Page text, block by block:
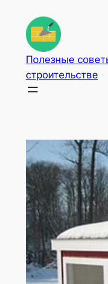
содержимому
Полезные
строительстве